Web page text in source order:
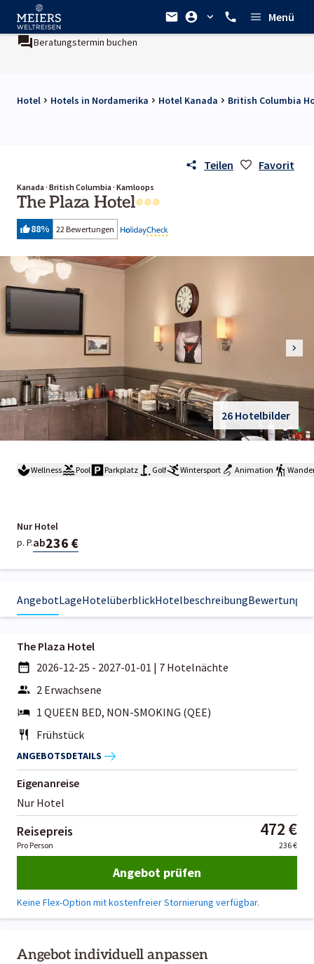
Menü
Beratungstermin buchen
Hotel Hotels in Nordamerika Hotel Kanada British Columbia
Teilen Favorit
Kanada · British Columbia · Kamloops
The Plaza Hotel
88% 22 Bewertungen
26 Hotelbilder
Wellness Pool Parkplatz Golf Wintersport Animation
Nur Hotel
p. P.ab236 €
AngebotLageHotelüberblickHotelbeschreibungBewertungen
Angebot individuell anpassen
The Plaza Hotel
2026-12-25 - 2027-01-01 | 7 Hotelnächte
2 Erwachsene
1 QUEEN BED, NON-SMOKING (QEE)
Frühstück
ANGEBOTSDETAILS
Eigenanreise
Nur Hotel
Reisepreis 472 €
Pro Person 236 €
Angebot prüfen
Keine Flex-Option mit kostenfreier Stornierung verfügbar.